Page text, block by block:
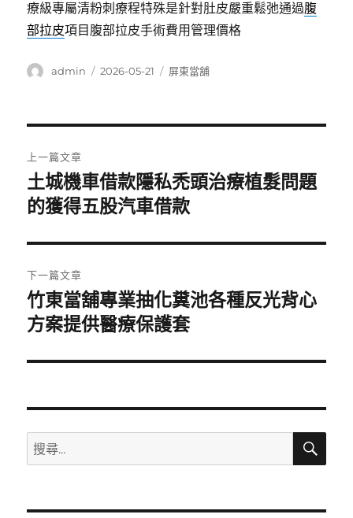
療級專屬清粉刺療程特殊是針對肚皮嚴重鬆弛通過腹
部拉皮項目腹部拉皮手術費用管理價格
作
admin
發
2026-05-21
分
屏東當舖
章
導
覽
上一篇文章
上
一
文
章:
土城機車借款隱私禿頭治療植髮問題
的獲得五股汽車借款
下一篇文章
下
一
文
竹東當舖專業抽化糞池各種反光背心
方案提供醫療保護套
搜
尋
鍵
搜